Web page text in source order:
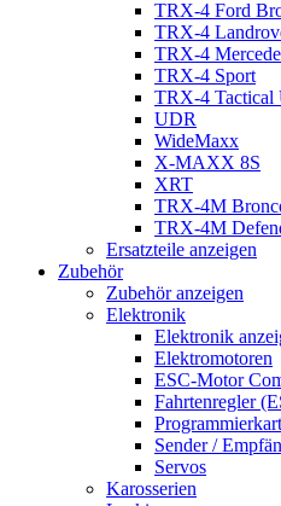
TRX-4 Ford
TRX-4
TRX-4
TRX-4 Sport
TRX-4 Tactical
UDR
WideMaxx
X-MAXX 8S
XRT
TRX-4M
TRX-4M
Ersatzteile anzeigen
Zubehör
Zubehör anzeigen
Elektronik
Elektronik
Elektromotoren
ESC-Motor
Fahrtenregler
Sender /
Servos
Karosserien